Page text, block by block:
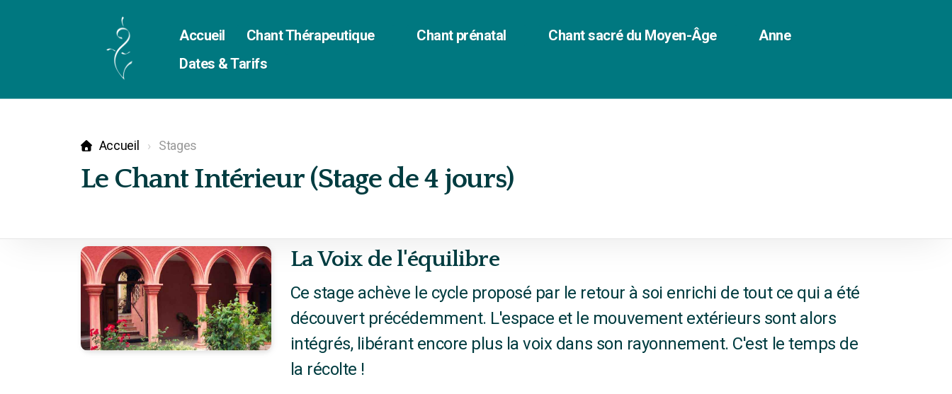
Accueil Chant Thérapeutique Chant prénatal Chant sacré du Moyen-Âge
Anne
Dates & Tarifs
Accueil Stages
Le Chant Intérieur (Stage de 4 jours)
La Voix de l'équilibre
Ce stage achève le cycle proposé par le retour à soi enrichi de tout ce qui a été
découvert précédemment. L'espace et le mouvement extérieurs sont alors
intégrés, libérant encore plus la voix dans son rayonnement. C'est le temps de
la récolte !